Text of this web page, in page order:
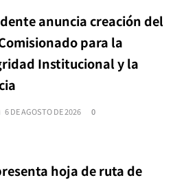
anuncia creación del
para la
Institucional y la
6 DE AGOSTO DE 2026 0
hoja de ruta de